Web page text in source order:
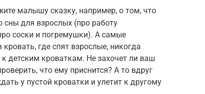
малышу сказку, например, о том, что
сны для взрослых (про работу
соски и погремушки). А самые
где спят взрослые, никогда
детским кроваткам. Не захочет ли ваш
что ему приснится? А то вдруг
у пустой кроватки и улетит к другому